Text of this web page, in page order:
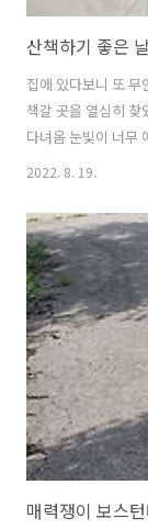
산책하기 좋은
집에 있다보니 또
책갈 곳을 열심히
다녀옴 눈빛이 너무
나 철퍼덩 ㅋㅋ 사실
도 어리지만 더 어릴
아니면 일단 눕습니
서 들어줘야함.. 난
고 누워버림 본능적
깐 보고 냄새맡고 인
리에 망부석 모드 ㅋ..
2022. 8. 19.
매력쟁이 보스